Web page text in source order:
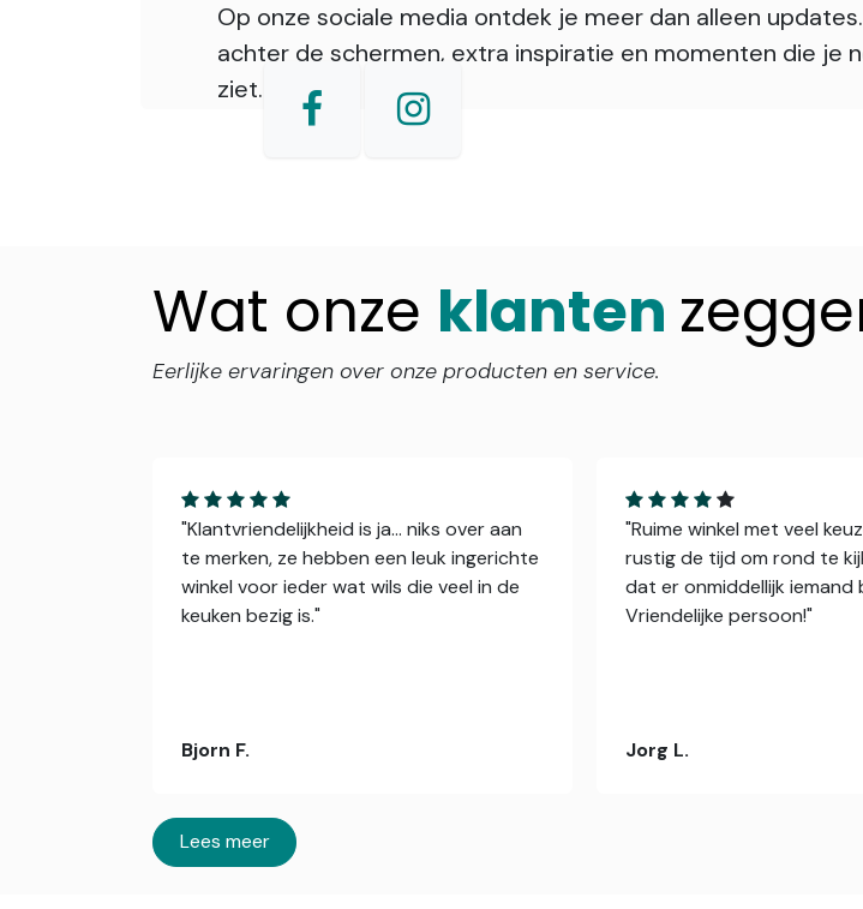
Op onze sociale media ontdek je meer dan alleen
achter de schermen, extra inspiratie en momenten die je
ziet.
Wat onze klanten
Eerlijke ervaringen over onze producten en service.
Lees meer
"Klantvriendelijkheid is ja... niks over aan
te merken, ze hebben een leuk ingerichte
winkel voor ieder wat wils die veel in de
keuken bezig is."
Bjorn F.
"Ruime winkel met veel
rustig de tijd om rond te
dat er onmiddellijk iemand
Vriendelijke persoon!"
Jorg L.